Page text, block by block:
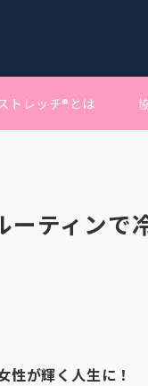
トレッチ®︎とは
ティンで
性が輝く人生に！